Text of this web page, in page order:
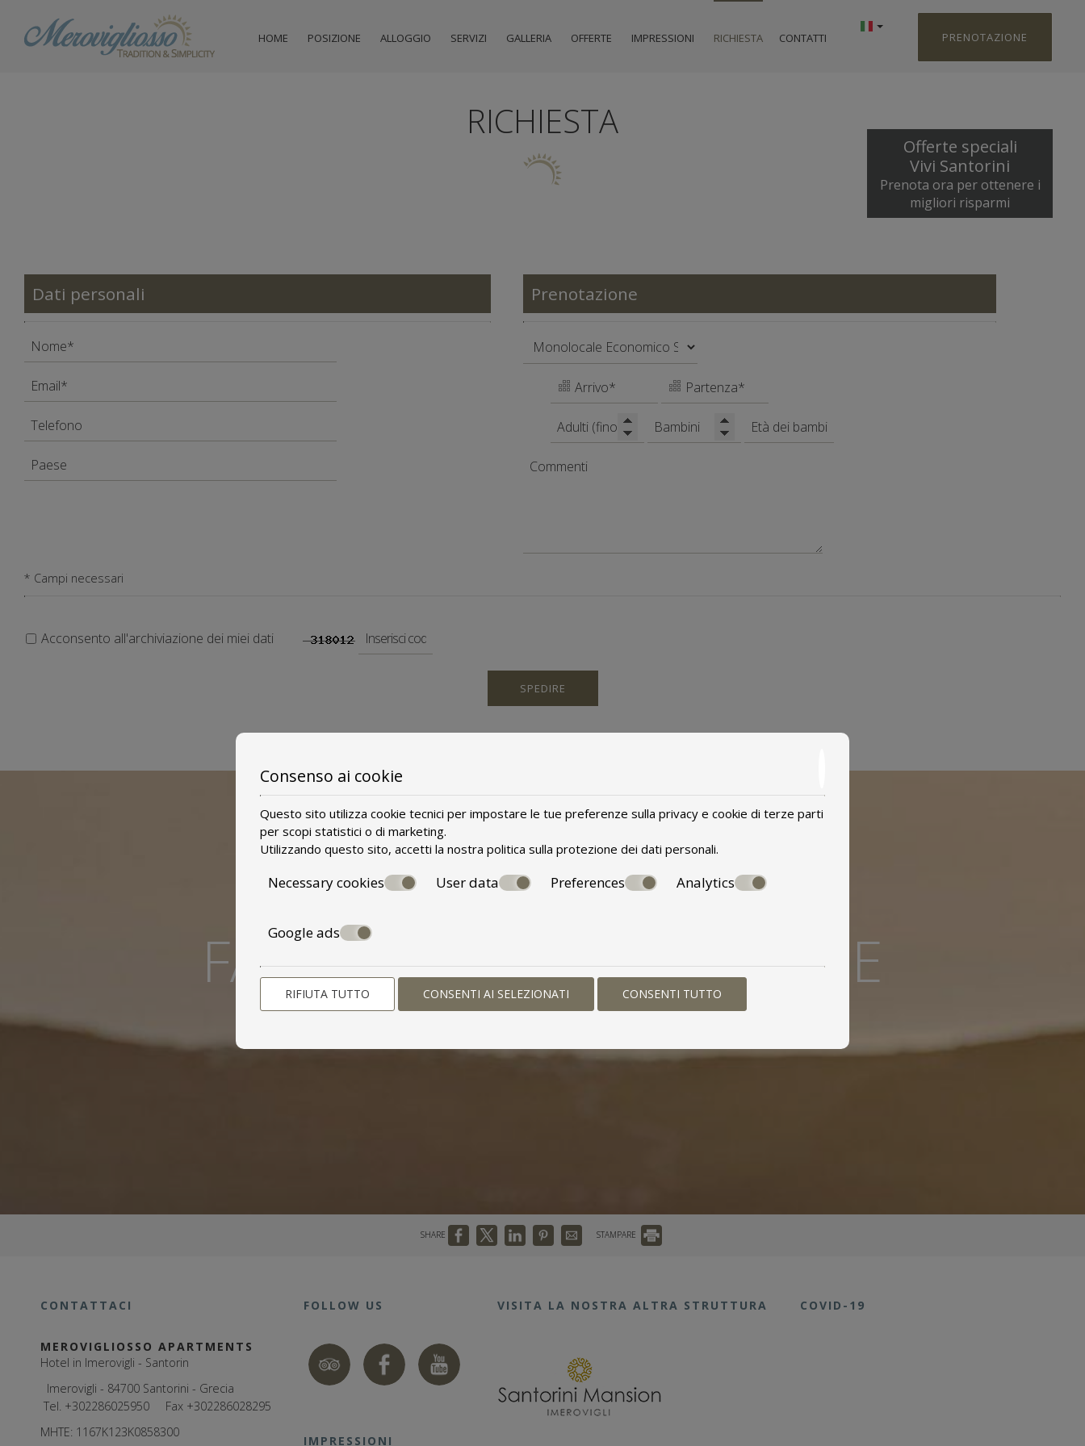
PRENOTAZIONE
HOME POSIZIONE ALLOGGIO SERVIZI GALLERIA OFFERTE IMPRESSIONI RICHIESTA CONTATTI
RICHIESTA
Dati personali Prenotazione
* Campi necessari
Acconsento all'archiviazione dei miei dati
SPEDIRE
FARE UNA PRENOTAZIONE
SHARE STAMPARE
CONTATTACI
MEROVIGLIOSSO APARTMENTS
Hotel in Imerovigli - Santorin
Imerovigli - 84700 Santorini - Grecia
Tel. +302286025950
Fax +302286028295
MHTE: 1167Κ123Κ0858300
FOLLOW US
IMPRESSIONI
VISITA LA NOSTRA ALTRA STRUTTURA COVID-19
Offerte speciali
Vivi Santorini
Prenota ora per ottenere i
migliori risparmi
Consenso ai cookie
Questo sito utilizza cookie tecnici per impostare le tue preferenze sulla privacy e cookie di terze parti
per scopi statistici o di marketing.
Utilizzando questo sito, accetti la nostra politica sulla protezione dei dati personali.
Necessary cookies User data Preferences Analytics
Google ads
RIFIUTA TUTTO CONSENTI AI SELEZIONATI CONSENTI TUTTO